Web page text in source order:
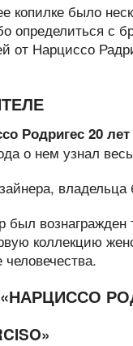
было
с
от Нарциссо
Родригес 20
о нем узнал
был
коллекцию